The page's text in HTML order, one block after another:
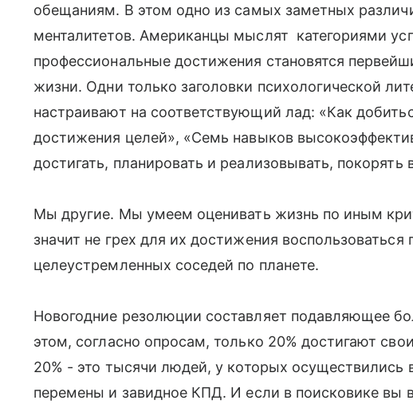
обещаниям. В этом одно из самых заметных
менталитетов. Американцы мыслят категориями
профессиональные достижения становятся
жизни. Одни только заголовки психологической
настраивают на соответствующий лад: «Как
достижения целей», «Семь навыков
достигать, планировать и реализовывать,
Мы другие. Мы умеем оценивать жизнь по иным
значит не грех для их достижения
целеустремленных соседей по планете.
Новогодние резолюции составляет подавляющее
этом, согласно опросам, только 20% достигают
20% - это тысячи людей, у которых осуществились
перемены и завидное КПД. И если в поисковике вы